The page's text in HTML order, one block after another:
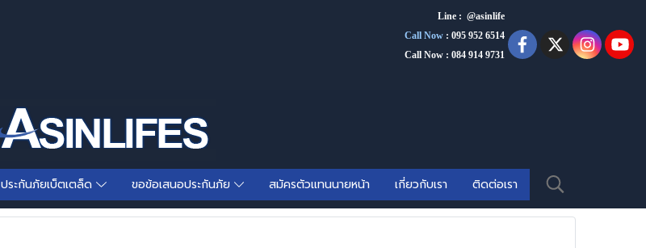
Line : @asinlife
Call Now : 095 952 6514
Call Now : 084 914 9731
ประกันภัยเบ็ตเตล็ด ขอข้อเสนอประกันภัย สมัครตัวแทนนายหน้า เกี่ยวกับเรา ติดต่อเรา